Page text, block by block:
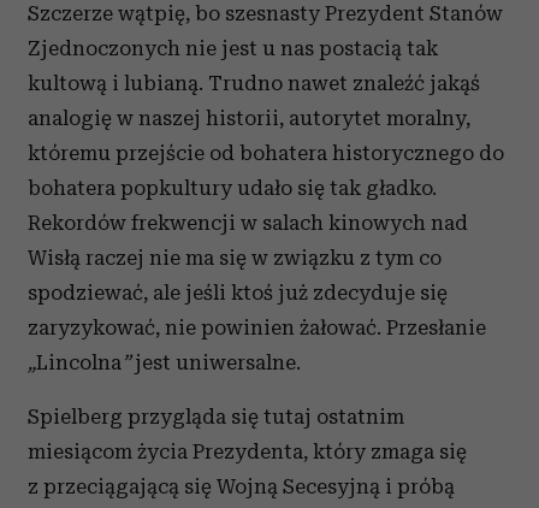
Szczerze wątpię, bo szesnasty Prezydent Stanów
Zjednoczonych nie jest u nas postacią tak
kultową i lubianą. Trudno nawet znaleźć jakąś
analogię w naszej historii, autorytet moralny,
któremu przejście od bohatera historycznego do
bohatera popkultury udało się tak gładko.
Rekordów frekwencji w salach kinowych nad
Wisłą raczej nie ma się w związku z tym co
spodziewać, ale jeśli ktoś już zdecyduje się
zaryzykować, nie powinien żałować. Przesłanie
„Lincolna”jest uniwersalne.
Spielberg przygląda się tutaj ostatnim
miesiącom życia Prezydenta, który zmaga się
z przeciągającą się Wojną Secesyjną i próbą